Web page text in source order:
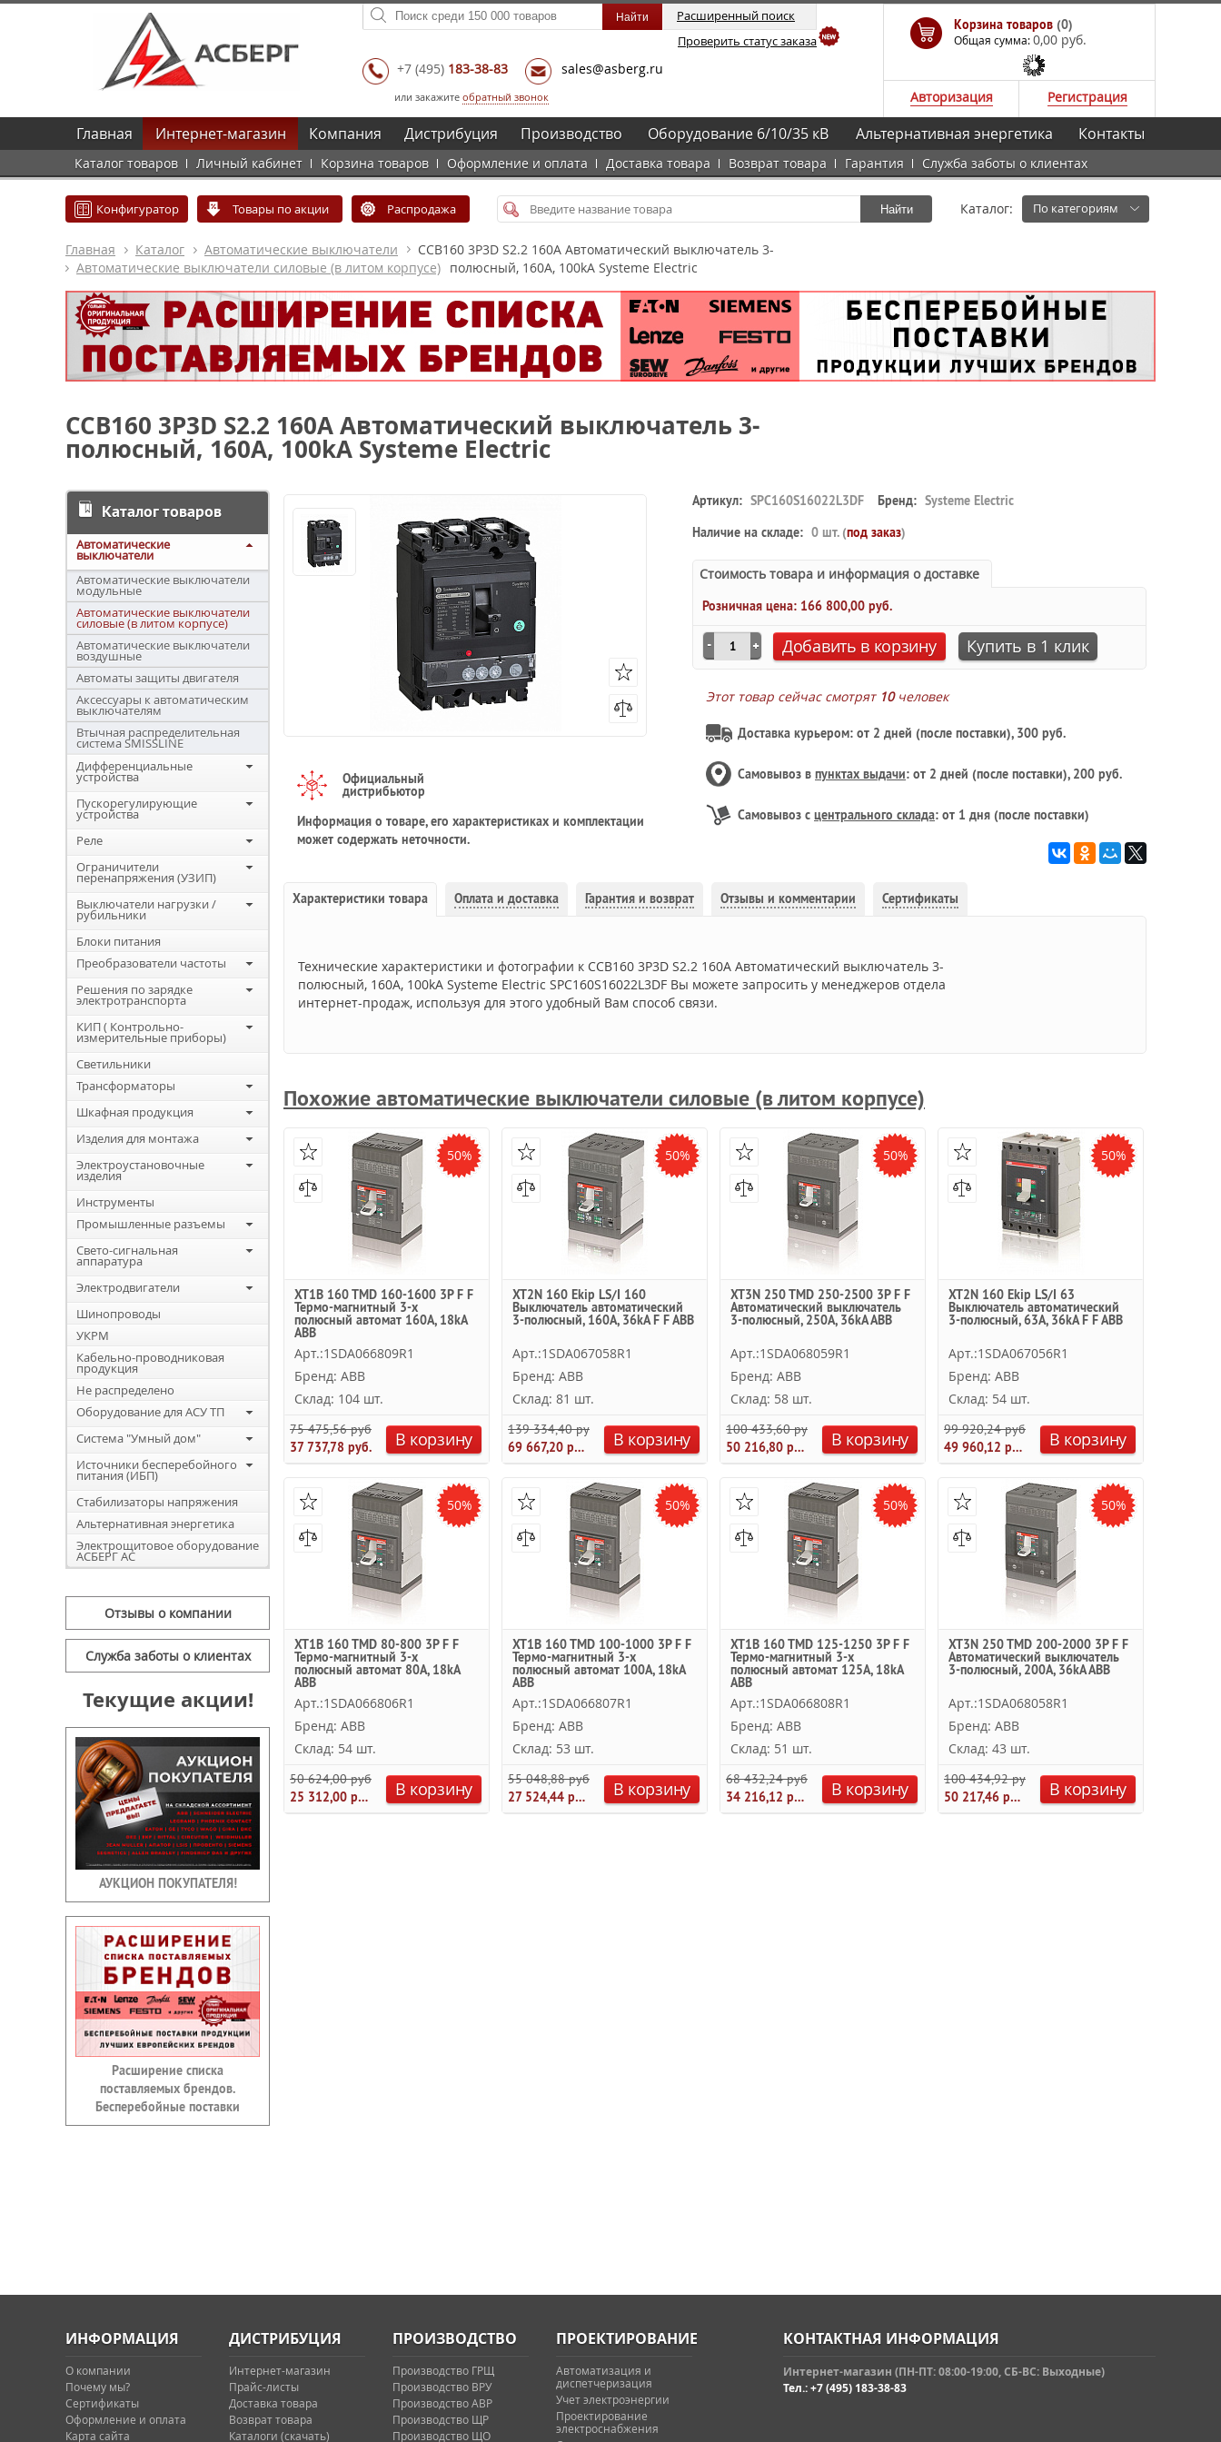
Расширенный поиск
Проверить статус заказа
+7 (495) 183-38-83 sales@asberg.ru
или закажите обратный звонок
Корзина товаров (0)
Общая сумма:0,00 руб.
Авторизация Регистрация
Главная Интернет-магазин
Каталог товаров Личный кабинет Корзина товаров Оформление и оплата Доставка товара Возврат товара Гарантия Служба заботы о клиентах
Компания Дистрибуция Производство Оборудование 6/10/35 кВ Альтернативная энергетика Контакты
Конфигуратор Товары по акции Распродажа Найти Каталог: По категориям
Главная Каталог
Автоматические выключатели
Автоматические выключатели силовые (в литом корпусе)
CCB160 3P3D S2.2 160A Автоматический выключатель 3-
полюсный, 160А, 100kA Systeme Electric
CCB160 3P3D S2.2 160A Автоматический выключатель 3-
полюсный, 160А, 100kA Systeme Electric
Каталог товаров
Автоматические
выключатели
Автоматические выключатели
модульные
Автоматические выключатели
силовые (в литом корпусе)
Автоматические выключатели
воздушные
Автоматы защиты двигателя
Аксессуары к автоматическим
выключателям
Втычная распределительная
система SMISSLINE
Дифференциальные
устройства
Пускорегулирующие
устройства
Реле
Ограничители
перенапряжения (УЗИП)
Выключатели нагрузки /
рубильники
Блоки питания
Преобразователи частоты
Решения по зарядке
электротранспорта
КИП ( Контрольно-
измерительные приборы)
Светильники
Трансформаторы
Шкафная продукция
Изделия для монтажа
Электроустановочные
изделия
Инструменты
Промышленные разъемы
Свето-сигнальная
аппаратура
Электродвигатели
Шинопроводы
УКРМ
Кабельно-проводниковая
продукция
Не распределено
Оборудование для АСУ ТП
Система "Умный дом"
Источники бесперебойного
питания (ИБП)
Стабилизаторы напряжения
Альтернативная энергетика
Электрощитовое оборудование
АСБЕРГ АС
Отзывы о компании
Служба заботы о клиентах
Текущие акции!
АУКЦИОН ПОКУПАТЕЛЯ!
Расширение списка
поставляемых брендов.
Бесперебойные поставки
Официальный
дистрибьютор
Информация о товаре, его характеристиках и комплектации
может содержать неточности.
Артикул: SPC160S16022L3DF Бренд: Systeme Electric
Наличие на складе: 0 шт. (под заказ)
Стоимость товара и информация о доставке
Розничная цена: 166 800,00 руб.
Добавить в корзину Купить в 1 клик
Этот товар сейчас смотрят 10человек
Доставка курьером: от 2 дней (после поставки), 300 руб.
Самовывоз в пунктах выдачи: от 2 дней (после поставки), 200 руб.
Самовывоз с центрального склада: от 1 дня (после поставки)
Характеристики товара Оплата и доставка Гарантия и возврат Отзывы и комментарии Сертификаты
Технические характеристики и фотографии к CCB160 3P3D S2.2 160A Автоматический выключатель 3-
полюсный, 160А, 100kA Systeme Electric SPC160S16022L3DF Вы можете запросить у менеджеров отдела
интернет-продаж, используя для этого удобный Вам способ связи.
Похожие автоматические выключатели силовые (в литом корпусе)
50%
XT1B 160 TMD 160-1600 3P F F
Термо-магнитный 3-х
полюсный автомат 160А, 18kA
ABB
Арт.:1SDA066809R1
Бренд: ABB
Склад: 104 шт.
75 475,56 руб.
37 737,78 руб.
В корзину
50%
XT2N 160 Ekip LS/I 160
Выключатель автоматический
3-полюсный, 160А, 36kA F F ABB
Арт.:1SDA067058R1
Бренд: ABB
Склад: 81 шт.
139 334,40 руб.
69 667,20 руб.
В корзину
50%
XT3N 250 TMD 250-2500 3P F F
Автоматический выключатель
3-полюсный, 250А, 36kA ABB
Арт.:1SDA068059R1
Бренд: ABB
Склад: 58 шт.
100 433,60 руб.
50 216,80 руб.
В корзину
50%
XT2N 160 Ekip LS/I 63
Выключатель автоматический
3-полюсный, 63А, 36kA F F ABB
Арт.:1SDA067056R1
Бренд: ABB
Склад: 54 шт.
99 920,24 руб.
49 960,12 руб.
В корзину
50%
XT1B 160 TMD 80-800 3P F F
Термо-магнитный 3-х
полюсный автомат 80А, 18kA
ABB
Арт.:1SDA066806R1
Бренд: ABB
Склад: 54 шт.
50 624,00 руб.
25 312,00 руб.
В корзину
50%
XT1B 160 TMD 100-1000 3P F F
Термо-магнитный 3-х
полюсный автомат 100А, 18kA
ABB
Арт.:1SDA066807R1
Бренд: ABB
Склад: 53 шт.
55 048,88 руб.
27 524,44 руб.
В корзину
50%
XT1B 160 TMD 125-1250 3P F F
Термо-магнитный 3-х
полюсный автомат 125А, 18kA
ABB
Арт.:1SDA066808R1
Бренд: ABB
Склад: 51 шт.
68 432,24 руб.
34 216,12 руб.
В корзину
50%
XT3N 250 TMD 200-2000 3P F F
Автоматический выключатель
3-полюсный, 200А, 36kA ABB
Арт.:1SDA068058R1
Бренд: ABB
Склад: 43 шт.
100 434,92 руб.
50 217,46 руб.
В корзину
ИНФОРМАЦИЯ
О компании
Почему мы?
Сертификаты
Оформление и оплата
Карта сайта
ДИСТРИБУЦИЯ
Интернет-магазин
Прайс-листы
Доставка товара
Возврат товара
Каталоги (скачать)
ПРОИЗВОДСТВО
Производство ГРЩ
Производство ВРУ
Производство АВР
Производство ЩР
Производство ЩО
ПРОЕКТИРОВАНИЕ
Автоматизация и
диспетчеризация
Учет электроэнергии
Проектирование
электроснабжения
КОНТАКТНАЯ ИНФОРМАЦИЯ
Интернет-магазин (ПН-ПТ: 08:00-19:00, СБ-ВС: Выходные)
Тел.: +7 (495) 183-38-83